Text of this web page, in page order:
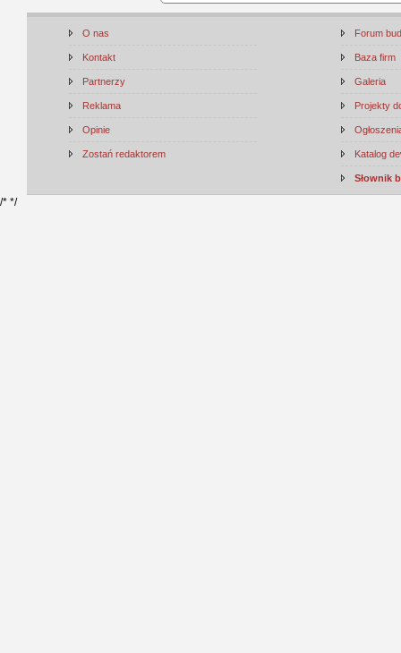
O nas
Kontakt
Partnerzy
Reklama
Opinie
Zostań redaktorem
Forum
Baza firm
Galeria
Projekty
Katalog
Słownik
/* */